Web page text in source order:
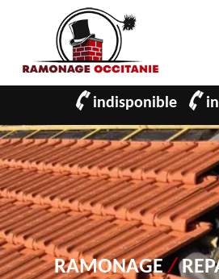
indisponible
RAMONAGE/